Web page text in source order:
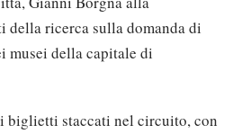
della ricerca sulla domanda di
musei della capitale di
biglietti staccati nel circuito, con